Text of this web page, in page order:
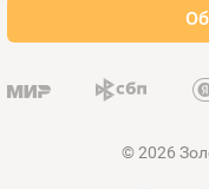
© 2026